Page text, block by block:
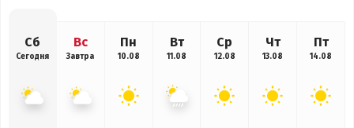
Сб
Сегодня
Вс
Завтра
Пн
10.08
Вт
11.08
Ср
12.08
Чт
13.08
Пт
14.08